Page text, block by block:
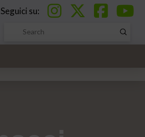
Seguici su:
Search
Submit